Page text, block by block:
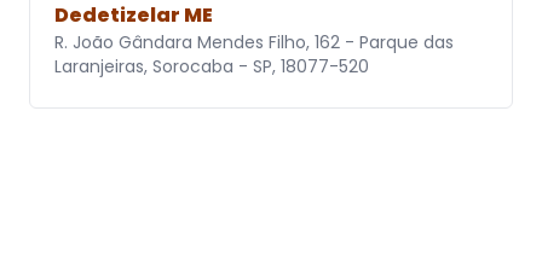
Dedetizelar ME
R. João Gândara Mendes Filho, 162 - Parque das
Laranjeiras, Sorocaba - SP, 18077-520